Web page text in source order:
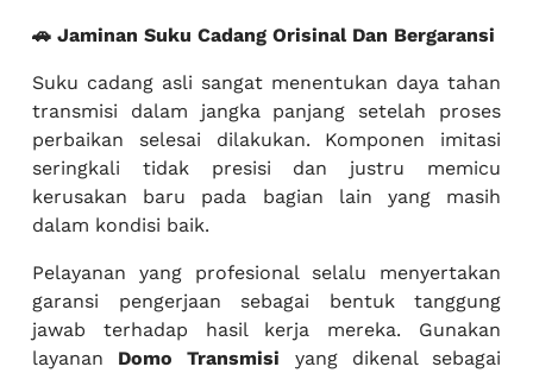
🚗 Jaminan Suku Cadang Orisinal Dan Bergaransi
Suku cadang asli sangat menentukan daya tahan
transmisi dalam jangka panjang setelah proses
perbaikan selesai dilakukan. Komponen imitasi
seringkali tidak presisi dan justru memicu
kerusakan baru pada bagian lain yang masih
dalam kondisi baik.
Pelayanan yang profesional selalu menyertakan
garansi pengerjaan sebagai bentuk tanggung
jawab terhadap hasil kerja mereka. Gunakan
layanan Domo Transmisi yang dikenal sebagai